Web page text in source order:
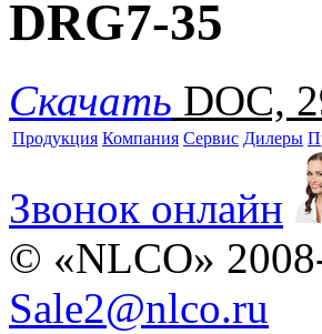
DRG7-35
Скачать DOC,
Продукция Компания Сервис Дилеры
Звонок онлайн
© «NLCO»
Sale2@nlco.ru